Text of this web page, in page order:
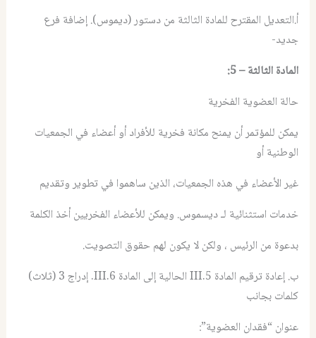
أ.التعديل المقترح للمادة الثالثة من دستور (ديموس). إضافة فرع
جديد-
المادة الثالثة – 5:
حالة العضوية الفخرية
يمكن للمؤتمر أن يمنح مكانة فخرية للأفراد أو أعضاء في الجمعيات
الوطنية أو
غير الأعضاء في هذه الجمعيات، الذين ساهموا في تطوير وتقديم
خدمات استثنائية لـ ديسموس. ويمكن للأعضاء الفخريين أخذ الكلمة
بدعوة من الرئيس ، ولكن لا يكون لهم حقوق التصويت.
ب. إعادة ترقيم المادة III.5 الحالية إلى المادة III.6. إدراج 3 (ثلاث)
كلمات بجانب
عنوان “فقدان العضوية”: